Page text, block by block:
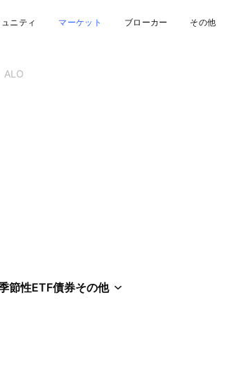
ニティ マーケット ブローカー その他
ALO
節性ETF債券その他